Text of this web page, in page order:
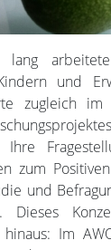
und
zugleich im
zum
und
Dieses
Im